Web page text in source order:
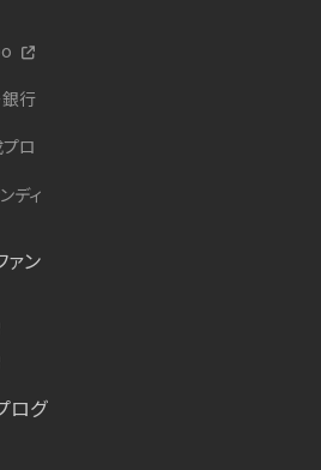
行
ロ
ディ
ァン
ログ